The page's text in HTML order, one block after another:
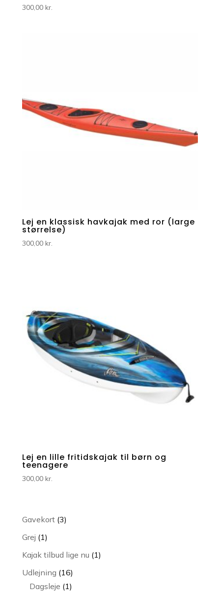
300,00 kr.
Lej en klassisk havkajak med ror (large
størrelse)
300,00 kr.
Lej en lille fritidskajak til børn og
teenagere
300,00 kr.
Gavekort 33
Grej 11
vare
Kajak tilbud lige nu 11
Udlejning 1616
varer
Dagsleje 11